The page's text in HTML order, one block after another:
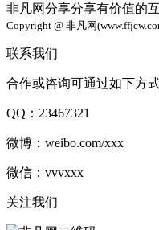
非凡网分享分享有价值的
Copyright @ 非凡网
联系我们
合作或咨询可通过如下方式
QQ：23467321
微博：weibo.com/xxx
微信：vvvxxx
关注我们